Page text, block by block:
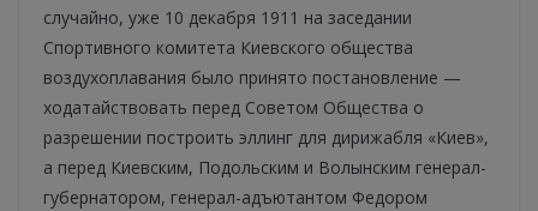
случайно, уже 10 декабря 1911 на заседании
Спортивного комитета Киевского общества
воздухоплавания было принято постановление —
ходатайствовать перед Советом Общества о
разрешении построить эллинг для дирижабля «Киев»,
а перед Киевским, Подольским и Волынским генерал-
губернатором, генерал-адъютантом Федором